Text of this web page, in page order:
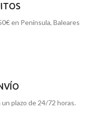
en Península, Baleares
plazo de 24/72 horas.